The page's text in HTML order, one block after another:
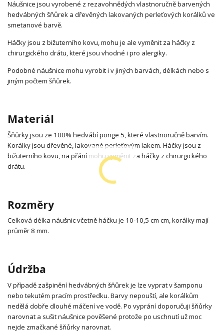
Náušnice jsou vyrobené z rezavohnědých vlastnoručně barvených
hedvábných šňůrek a dřevěných lakovaných perleťových korálků ve
smetanové barvě.
Háčky jsou z bižuterního kovu, mohu je ale vyměnit za háčky z
chirurgického drátu, které jsou vhodné i pro alergiky.
Podobné náušnice mohu vyrobit i v jiných barvách, délkách nebo s
jiným počtem šňůrek.
Materiál
Šňůrky jsou ze 100% hedvábí ponge 5, které vlastnoručně barvím.
Korálky jsou dřevěné, lakované perleťovým lakem. Háčky jsou z
bižuterního kovu, na přání mohu vyměnit za háčky z chirurgického
drátu.
Rozměry
Celková délka náušnic včetně háčku je 10-10,5 cm cm, korálky mají
průměr 8 mm.
Údržba
V případě zašpinění hedvábných šňůrek je lze vyprat v šamponu
nebo tekutém pracím prostředku. Barvy nepouští, ale korálkům
nedělá dobře dlouhé máčení ve vodě. Po vyprání doporučuji šňůrky
narovnat a sušit náušnice pověšené protože po uschnutí už moc
nejde zmačkané šňůrky narovnat.